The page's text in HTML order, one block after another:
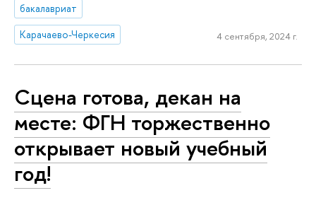
бакалавриат
Карачаево-Черкесия
4 сентября, 2024 г.
Сцена готова, декан на
месте: ФГН торжественно
открывает новый учебный
год!